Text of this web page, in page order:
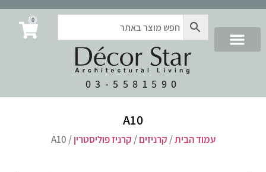
03-5581590
0
A10
עמוד הבית/ קרניזים/ קרניז פוליסטרין/ A10